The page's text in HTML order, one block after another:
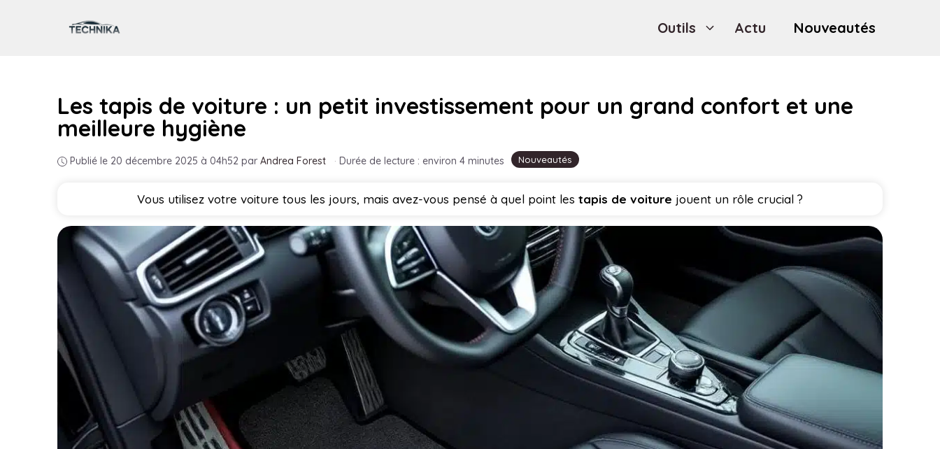
Outils Actu Nouveautés
Nouveautés
Les tapis de voiture : un petit investissement pour un grand confort et une
meilleure hygiène
Publié le 20 décembre 2025 à 04h52 par Andrea Forest · Durée de lecture : environ 4 minutes
Vous utilisez votre voiture tous les jours, mais avez-vous pensé à quel point les tapis de voiture jouent un rôle crucial ?